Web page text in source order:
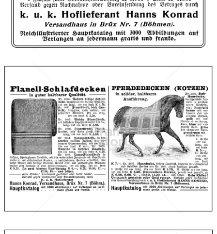
Bild-ID: 66593
Hanns Konrad, Brüx
Versandhaus Hanns Konrad, Brüx (Böhmen)
1910